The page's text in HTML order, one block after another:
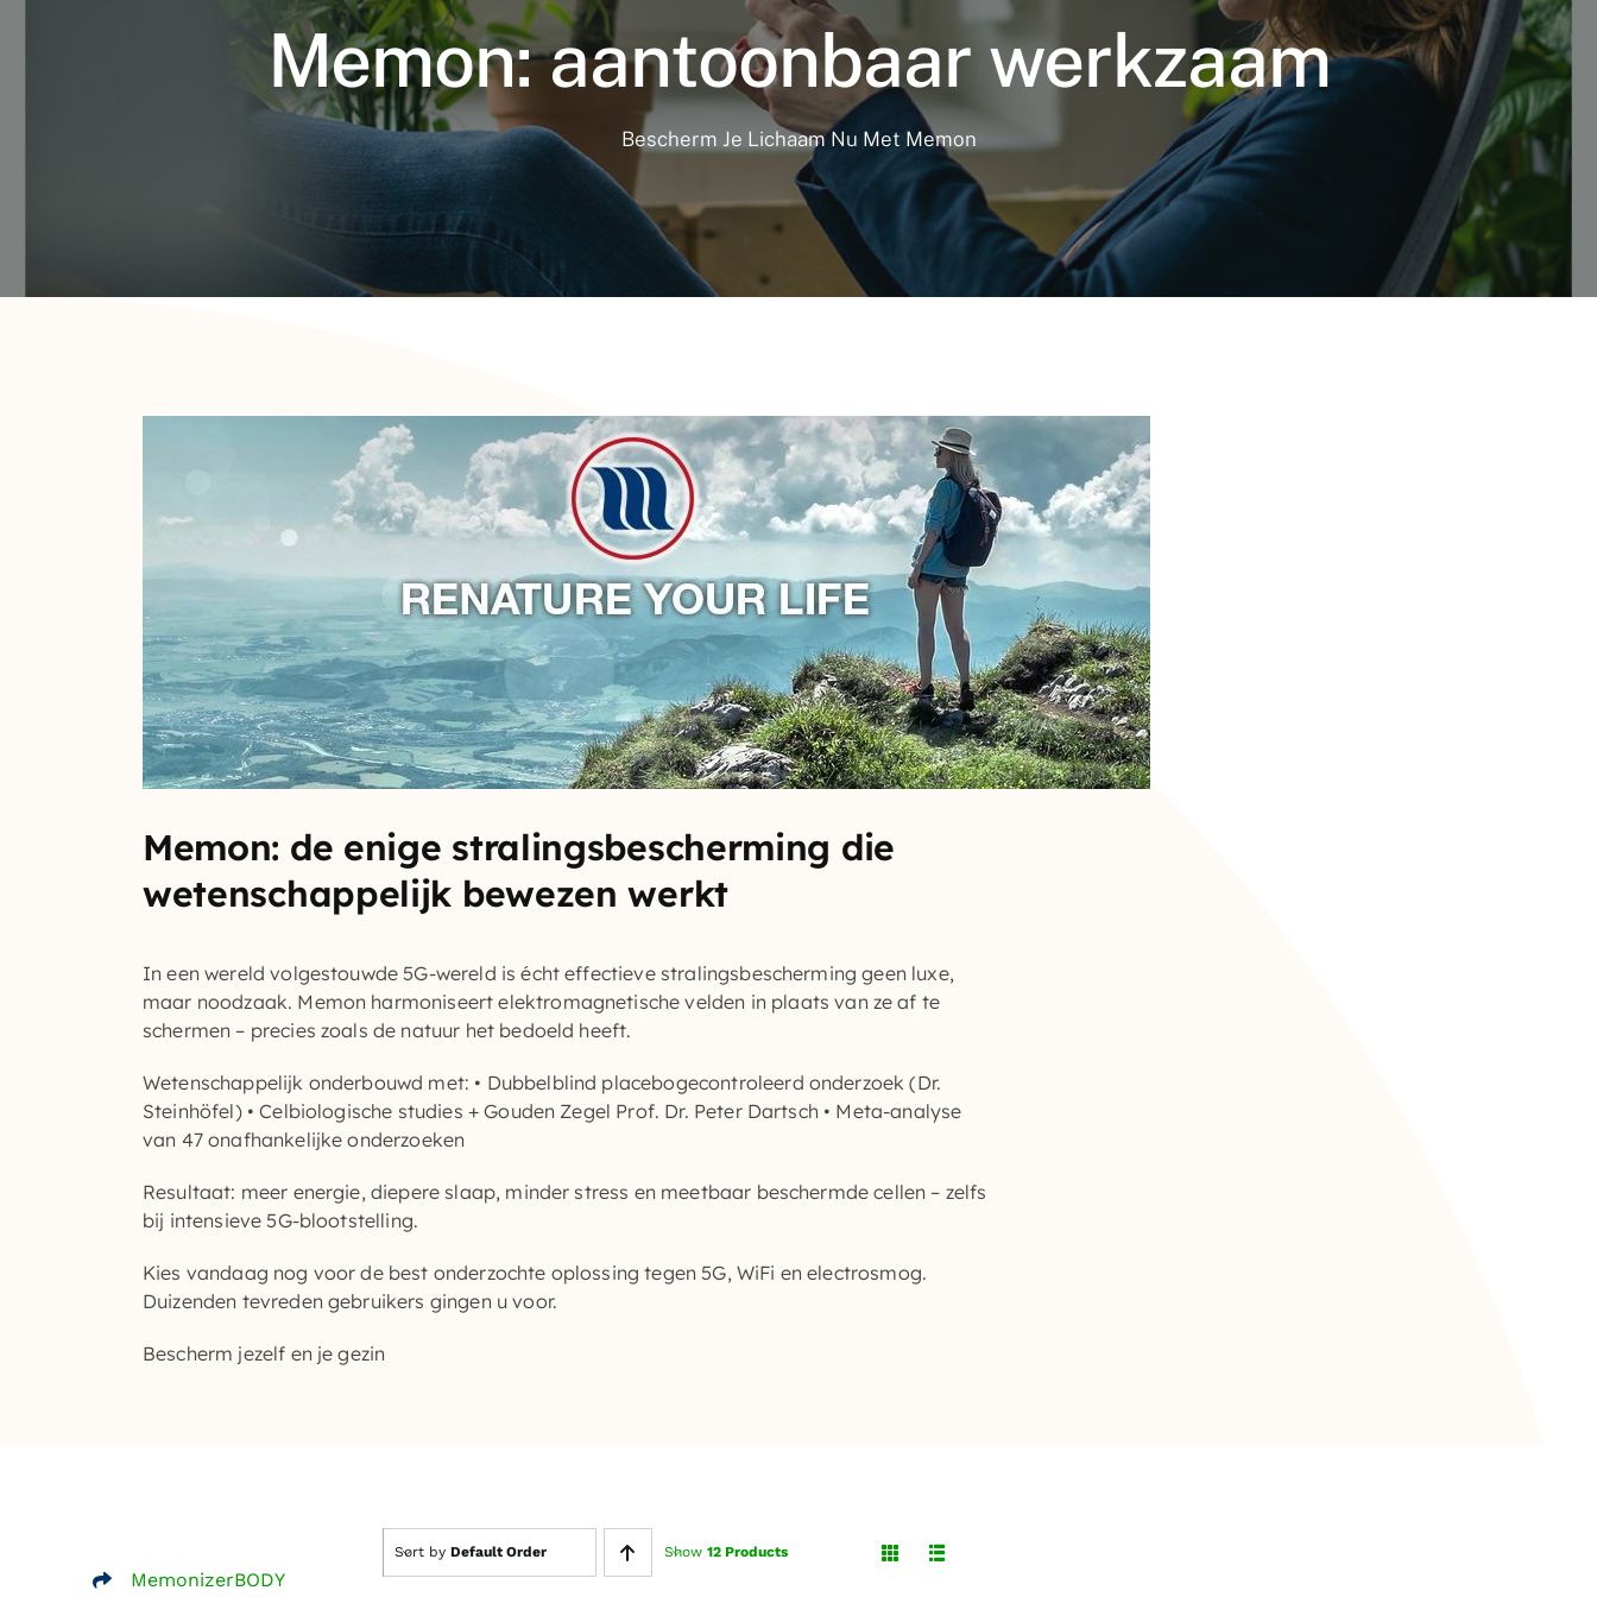
Memon: aantoonbaar werkzaam
Bescherm Je Lichaam Nu Met Memon
Memon: de enige stralingsbescherming die
wetenschappelijk bewezen werkt
In een wereld volgestouwde5G-wereld is écht effectieve stralingsbescherming geen luxe,
maar noodzaak. Memon harmoniseert elektromagnetische velden in plaats van ze af te
schermen – precies zoals de natuur het bedoeld heeft.
Wetenschappelijk onderbouwd met: • Dubbelblind placebogecontroleerd onderzoek (Dr.
Steinhöfel) • Celbiologische studies + Gouden Zegel Prof. Dr. Peter Dartsch • Meta-analyse
van 47 onafhankelijke onderzoeken
Resultaat: meer energie, diepere slaap, minder stress en meetbaar beschermde cellen – zelfs
bij intensieve 5G-blootstelling.
Kies vandaag nog voor de best onderzochte oplossing tegen 5G, WiFi enelectrosmog.
Duizenden tevreden gebruikers gingen u voor.
Bescherm jezelf en je gezin
MemonizerBODY
Sort by Default Order Show 12 Products